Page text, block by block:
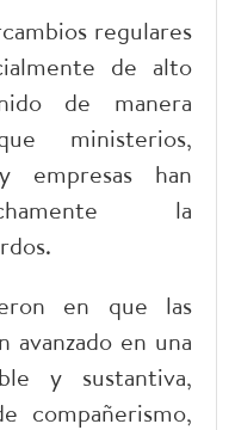
regulares
de alto
de manera
ministerios,
empresas han
la
en que las
avanzado en una
y sustantiva,
compañerismo,